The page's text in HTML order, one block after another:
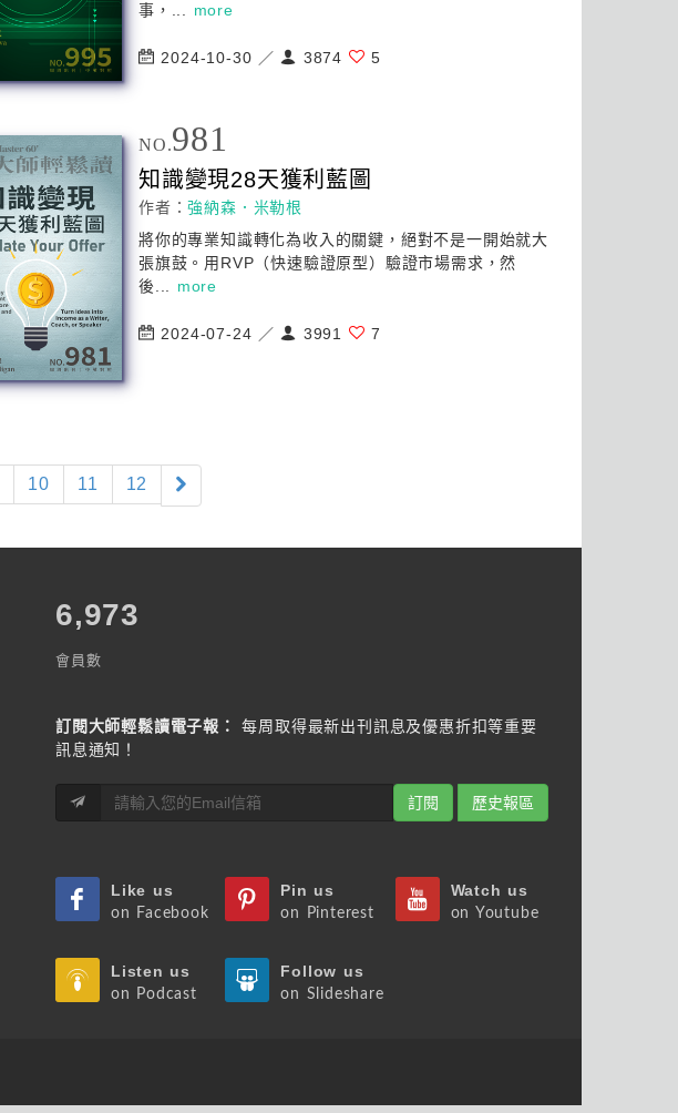
事，... more
2024-10-30 ／ 3874 5
NO.981
知識變現28天獲利藍圖
作者：強納森．米勒根
將你的專業知識轉化為收入的關鍵，絕對不是一開始就大
張旗鼓。用RVP（快速驗證原型）驗證市場需求，然
後... more
2024-07-24 ／ 3991 7
10 11 12
7,787
會員數
訂閱大師輕鬆讀電子報：
每周取得最新出刊訊息及優惠折扣等重要
訊息通知！
訂閱 歷史報區
Like us
on Facebook
Pin us
on Pinterest
Watch us
on Youtube
Listen us
on Podcast
Follow us
on Slideshare